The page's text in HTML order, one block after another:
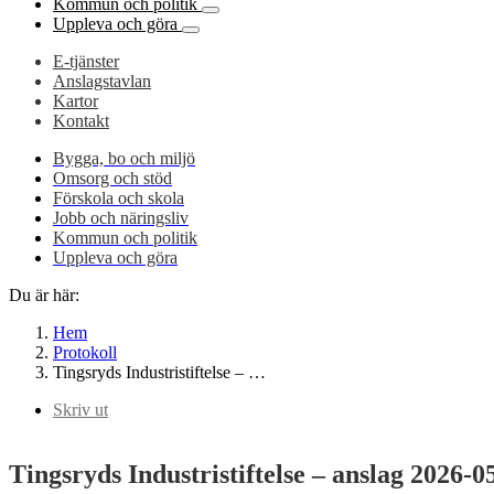
Kommun och politik
Uppleva och göra
E-tjänster
Anslagstavlan
Kartor
Kontakt
Bygga, bo och miljö
Omsorg och stöd
Förskola och skola
Jobb och näringsliv
Kommun och politik
Uppleva och göra
Du är här:
Hem
Protokoll
Tingsryds Industristiftelse – …
Skriv ut
Tingsryds Industristiftelse – anslag 2026-